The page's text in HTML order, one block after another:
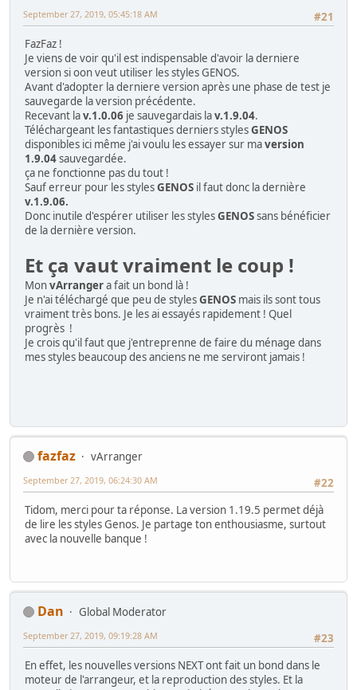
#21
September 27, 2019, 05:45:18 AM
FazFaz !
Je viens de voir qu'il est indispensable d'avoir la derniere
version si oon veut utiliser les styles GENOS.
Avant d'adopter la derniere version après une phase de test je
sauvegarde la version précédente.
Recevant lav.1.0.06 je sauvegardais lav.1.9.04.
Téléchargeant les fantastiques derniers stylesGENOS
disponibles ici même j'ai voulu les essayer sur maversion
1.9.04sauvegardée.
ça ne fonctionne pas du tout !
Sauf erreur pour les stylesGENOS il faut donc la dernière
v.1.9.06.
Donc inutile d'espérer utiliser les stylesGENOSsans bénéficier
de la dernière version.
Et ça vaut vraiment le coup !
MonvArrangera fait un bond là !
Je n'ai téléchargé que peu de stylesGENOS mais ils sont tous
vraiment très bons. Je les ai essayés rapidement ! Quel
progrès !
Je crois qu'il faut que j'entreprenne de faire du ménage dans
mes styles beaucoup des anciens ne me serviront jamais !
fazfaz
vArranger
#22
September 27, 2019, 06:24:30 AM
Tidom, merci pour ta réponse. La version 1.19.5 permet déjà
de lire les styles Genos. Je partage ton enthousiasme, surtout
avec la nouvelle banque !
Dan
Global Moderator
#23
September 27, 2019, 09:19:28 AM
En effet, les nouvelles versions NEXT ont fait un bond dans le
moteur de l'arrangeur, et la reproduction des styles. Et la